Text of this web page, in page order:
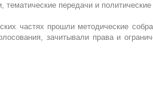
тематические передачи и
частях прошли методические
зачитывали права и